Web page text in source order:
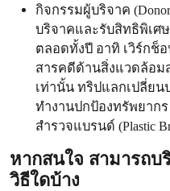
กิจกรรมผู้บริจาค
บริจาคและรับสิทธิพิเศ
ตลอดทั้งปี อาทิ เวิร์กช็
สารคดีด้านสิ่งแวดล้อม
เท่านั้น ทริปแลกเปลี่ย
ทำงานปกป้องทรัพยาก
สำรวจแบรนด์ (Plastic
หากสนใจ สามารถบ
วิธีใดบ้าง